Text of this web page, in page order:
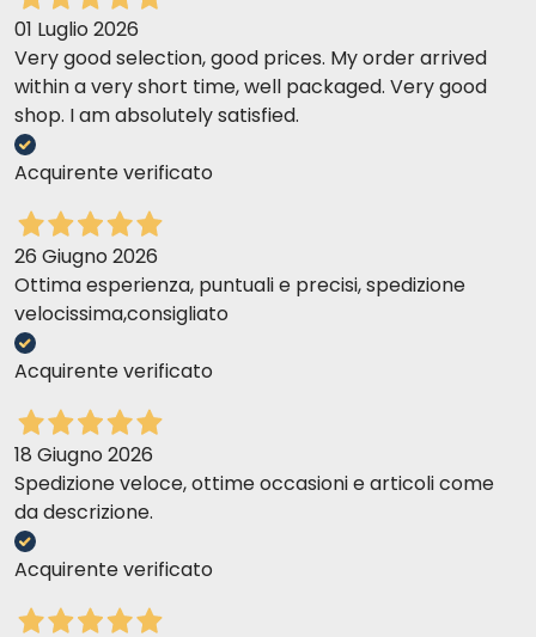
01 Luglio 2026
Very good selection, good prices. My order arrived
within a very short time, well packaged. Very good
shop. I am absolutely satisfied.
Acquirente verificato
26 Giugno 2026
Ottima esperienza, puntuali e precisi, spedizione
velocissima,consigliato
Acquirente verificato
18 Giugno 2026
Spedizione veloce, ottime occasioni e articoli come
da descrizione.
Acquirente verificato